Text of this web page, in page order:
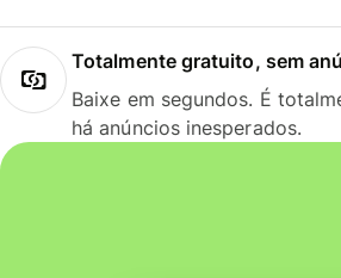
Totalmente gratuito, sem
Baixe em segundos. É
há anúncios inesperados.